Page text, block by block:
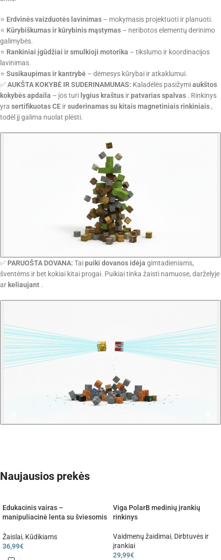
⭐ Erdvinės vaizduotės lavinimas – mokymasis projektuoti ir planuoti.
⭐ Kūrybiškumas ir kūrybinis mąstymas – neribotos elementų derinimo
galimybės.
⭐ Rankiniai įgūdžiai ir smulkioji motorika – tikslumo ir koordinacijos
lavinimas.
⭐ Susikaupimas ir kantrybė – dėmesys kūrybai ir atkaklumui.
✅AUKŠTA KOKYBĖ IR SUDERINAMUMAS: Kaladėlės pasižymiaukštos
kokybės apdaila – jos turi lygius kraštus irpatvarias spalvas . Rinkinys
yra sertifikuotas CE irsuderinamas su kitais magnetiniais rinkiniais ,
todėl jį galima nuolat plėsti.
✅ PARUOŠTA DOVANA: Taipuiki dovanos idėja gimtadieniams,
šventėms ir bet kokiai kitai progai. Puikiai tinka žaisti namuose, darželyje
ar keliaujant .
Naujausios prekės
Edukacinis vairas –
manipuliacinė lenta su šviesomis
Žaislai, Kūdikiams
36,99€
Viga PolarB medinių įrankių
rinkinys
Vaidmenų žaidimai, Dirbtuvės ir
įrankiai
29,99€